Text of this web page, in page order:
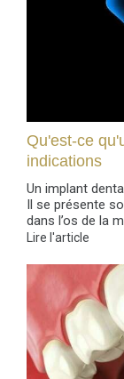
Qu'est-ce
indications
Un implant
Il se présente
dans l’os de la
Lire l'article